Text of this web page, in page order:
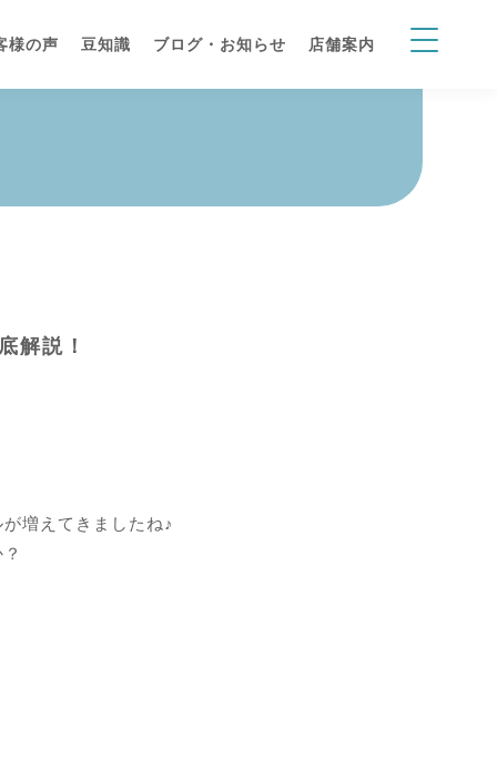
様の声 豆知識 ブログ・お知らせ 店舗案内
解説！
増えてきましたね♪